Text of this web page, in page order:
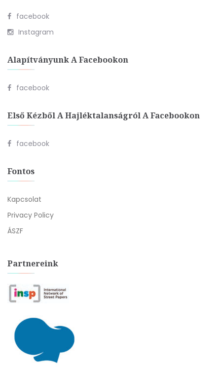
facebook
Instagram
Alapítványunk A Facebookon
facebook
Első Kézből A Hajléktalanságról A Facebookon
facebook
Fontos
Kapcsolat
Privacy Policy
ÁSZF
Partnereink